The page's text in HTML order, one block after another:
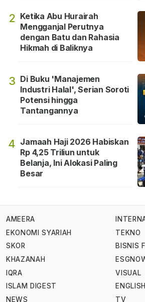
2 Ketika Abu Hurairah
Mengganjal Perutnya
dengan Batu dan Rahasia
Hikmah di Baliknya
3 Di Buku 'Manajemen
Industri Halal', Serian Soroti
Potensi hingga
Tantangannya
4 Jamaah Haji 2026 Habiskan
Rp 4,25 Triliun untuk
Belanja, Ini Alokasi Paling
Besar
AMEERA
EKONOMI SYARIAH
SKOR
KHAZANAH
IQRA
ISLAM DIGEST
NEWS
TEKNO
BISNIS
VISUAL
ENGLISH
TV